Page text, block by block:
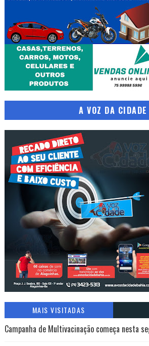
A VOZ DA CIDADE
MAIS VISITADAS
Campanha de Multivacinação começa nesta